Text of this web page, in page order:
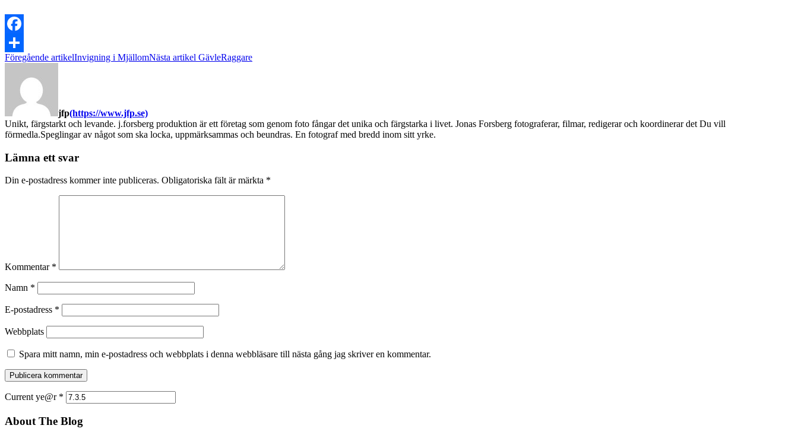
Facebook
Dela
Föregående artikelInvigning i MjällomNästa artikel GävleRaggare
jfp(https://www.jfp.se)
Unikt, färgstarkt och levande. j.forsberg produktion är ett företag som genom foto fångar det unika och färgstarka i livet. Jonas Forsberg fotograferar, filmar, redigerar och koordinerar det Du vill
förmedla.Speglingar av något som ska locka, uppmärksammas och beundras. En fotograf med bredd inom sitt yrke.
Lämna ett svar
Din e-postadress kommer inte publiceras. Obligatoriska fält är märkta *
Kommentar *
Namn *
E-postadress *
Webbplats
Spara mitt namn, min e-postadress och webbplats i denna webbläsare till nästa gång jag skriver en kommentar.
Current ye@r *
About The Blog